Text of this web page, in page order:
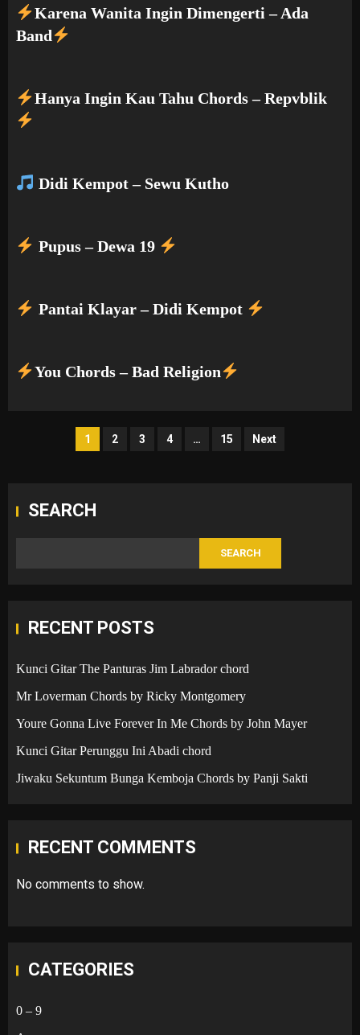
Karena Wanita Ingin Dimengerti – Ada
Band
Hanya Ingin Kau Tahu Chords – Repvblik
Didi Kempot – Sewu Kutho
Pupus – Dewa 19
Pantai Klayar – Didi Kempot
You Chords – Bad Religion
Posts
1 2 3 4 … 15 Next
SEARCH
SEARCH
RECENT POSTS
Kunci Gitar The Panturas Jim Labrador chord
Mr Loverman Chords by Ricky Montgomery
Youre Gonna Live Forever In Me Chords by John Mayer
Kunci Gitar Perunggu Ini Abadi chord
Jiwaku Sekuntum Bunga Kemboja Chords by Panji Sakti
RECENT COMMENTS
No comments to show.
CATEGORIES
0 – 9